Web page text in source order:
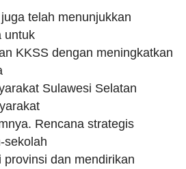
telah menunjukkan
untuk
KKSS dengan meningkatkan
Sulawesi Selatan
Rencana strategis
sekolah
dan mendirikan